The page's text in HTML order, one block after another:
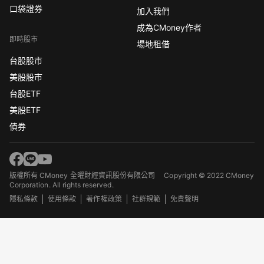
口袋證券
即時股市
台股股市
美股股市
台股ETF
美股ETF
債券
加入我們
成為CMoney作者
場地租借
版權所有 CMoney 全曜財經資訊股份有限公司Copyright © 2022 CMoney
Corporation. All rights reserved.
隱私條款
使用條款 著作權政策 社群規範 免責聲明